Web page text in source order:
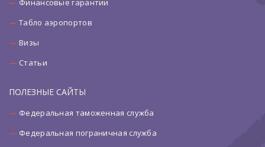
Финансовые гарантии
Табло аэропортов
Визы
Статьи
ПОЛЕЗНЫЕ САЙТЫ
Федеральная таможенная служба
Федеральная пограничная служба